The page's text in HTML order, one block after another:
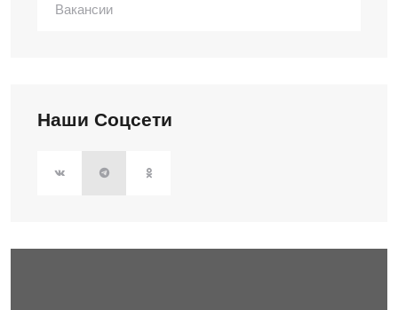
Вакансии
Наши Соцсети